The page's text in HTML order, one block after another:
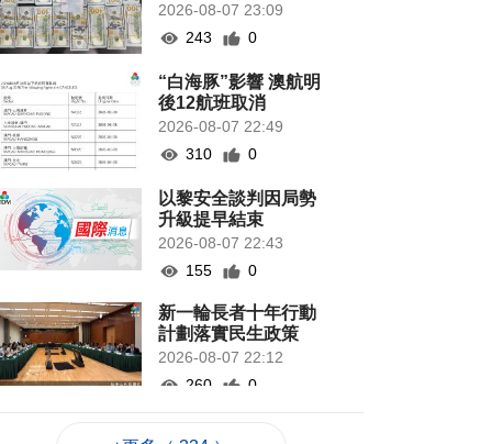
2026-08-07 23:09
243
0
“白海豚”影響 澳航明
後12航班取消
2026-08-07 22:49
310
0
以黎安全談判因局勢
升級提早結束
2026-08-07 22:43
155
0
新一輪長者十年行動
計劃落實民生政策
2026-08-07 22:12
260
0